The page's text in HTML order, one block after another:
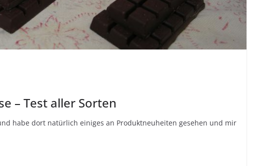
– Test aller Sorten
habe dort natürlich einiges an Produktneuheiten gesehen und mir